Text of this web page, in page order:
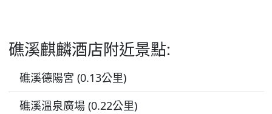
礁溪麒麟酒店附近景點:
礁溪德陽宮 (0.13公里)
礁溪溫泉廣場 (0.22公里)